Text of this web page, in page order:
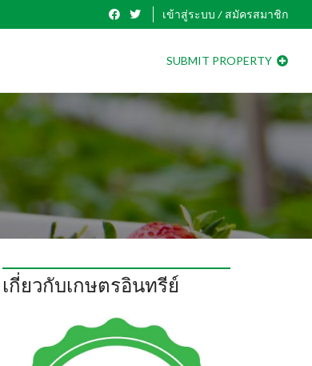
เข้าสู่ระบบ / สมัครสมาชิก
SUBMIT PROPERTY
เกี่ยวกับเกษตรอินทรีย์